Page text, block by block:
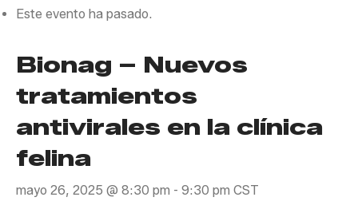
Este evento ha pasado.
Bionag – Nuevos
tratamientos
antivirales en la clínica
felina
mayo 26, 2025 @ 8:30 pm - 9:30 pm CST